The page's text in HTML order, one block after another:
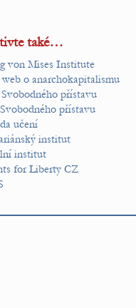
také…
von Mises Institute
o anarchokapitalismu
přístavu
přístavu
učení
institut
institut
for Liberty CZ